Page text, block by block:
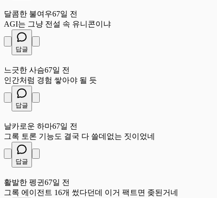
달콤한 불여우67일 전
AGI는 그냥 전설 속 유니콘이냐
답글
느긋한 사슴67일 전
인간처럼 경험 쌓아야 될 듯
답글
날카로운 하마67일 전
그록 토론 기능도 결국 다 쓸데없는 짓이었네
답글
활발한 펭귄 67일 전
그록 에이전트 16개 썼다던데 이거 팩트면 좆된거네